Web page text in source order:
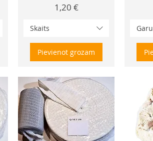
Cena
1,20 €
Skaits
Pievienot grozam